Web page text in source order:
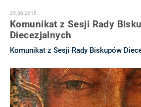
25.08.2015
Komunikat z Sesji Rady
Diecezjalnych
Komunikat z Sesji Rady Biskupów